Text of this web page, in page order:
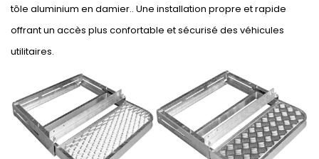
tôle aluminium en damier.. Une installation propre et rapide
offrant un accès plus confortable et sécurisé des véhicules
utilitaires.